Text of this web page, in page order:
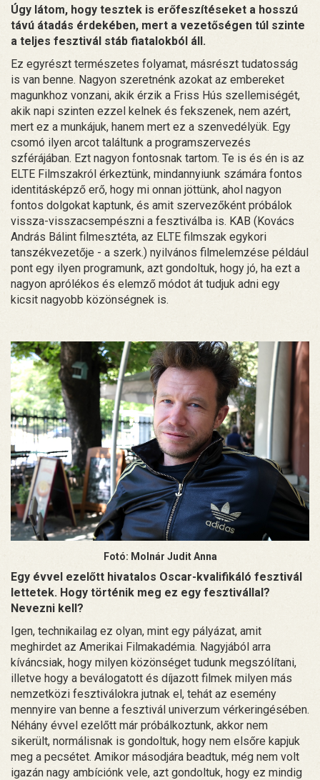
Úgy látom, hogy tesztek is erőfeszítéseket a hosszú
távú átadás érdekében, mert a vezetőségen túl szinte
a teljes fesztivál stáb fiatalokból áll.
Ez egyrészt természetes folyamat, másrészt tudatosság
is van benne. Nagyon szeretnénk azokat az embereket
magunkhoz vonzani, akik érzik a Friss Hús szellemiségét,
akik napi szinten ezzel kelnek és fekszenek, nem azért,
mert ez a munkájuk, hanem mert ez a szenvedélyük. Egy
csomó ilyen arcot találtunk a programszervezés
szférájában. Ezt nagyon fontosnak tartom. Te is és én is az
ELTE Filmszakról érkeztünk, mindannyiunk számára fontos
identitásképző erő, hogy mi onnan jöttünk, ahol nagyon
fontos dolgokat kaptunk, és amit szervezőként próbálok
vissza-visszacsempészni a fesztiválba is. KAB (Kovács
András Bálint filmesztéta, az ELTE filmszak egykori
tanszékvezetője - a szerk.) nyilvános filmelemzése például
pont egy ilyen programunk, azt gondoltuk, hogy jó, ha ezt a
nagyon aprólékos és elemző módot át tudjuk adni egy
kicsit nagyobb közönségnek is.
Fotó: Molnár Judit Anna
Egy évvel ezelőtt hivatalos Oscar-kvalifikáló fesztivál
lettetek. Hogy történik meg ez egy fesztivállal?
Nevezni kell?
Igen, technikailag ez olyan, mint egy pályázat, amit
meghirdet az Amerikai Filmakadémia. Nagyjából arra
kíváncsiak, hogy milyen közönséget tudunk megszólítani,
illetve hogy a beválogatott és díjazott filmek milyen más
nemzetközi fesztiválokra jutnak el, tehát az esemény
mennyire van benne a fesztivál univerzum vérkeringésében.
Néhány évvel ezelőtt már próbálkoztunk, akkor nem
sikerült, normálisnak is gondoltuk, hogy nem elsőre kapjuk
meg a pecsétet. Amikor másodjára beadtuk, még nem volt
igazán nagy ambíciónk vele, azt gondoltuk, hogy ez mindig